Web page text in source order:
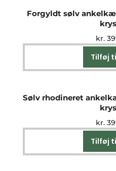
Forgyldt sølv
kr.
Tilføj
Sølv rhodineret
kr.
Tilføj